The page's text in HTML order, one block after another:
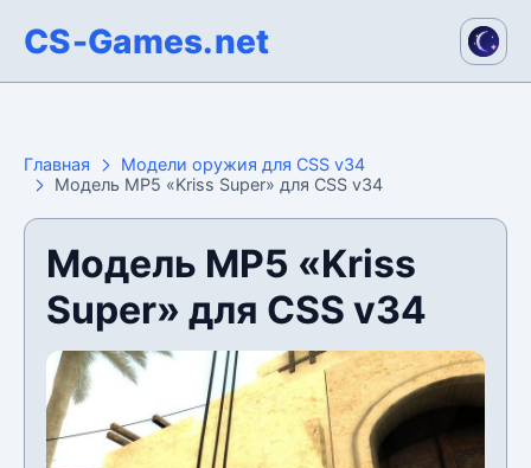
CS-Games.net
Главная
Модели оружия для CSS v34
Модель MP5 «Kriss Super» для CSS v34
Модель MP5 «Kriss
Super» для CSS v34